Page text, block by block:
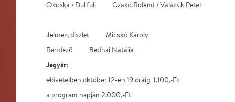
Okoska / Dulifuli Czakó Roland / Valázsik Péter
Jelmez, díszlet Micskó Károly
Rendező Bednai Natália
Jegyár:
elővételben október 12-én 19 óráig 1.100,-Ft
a program napján 2.000,-Ft